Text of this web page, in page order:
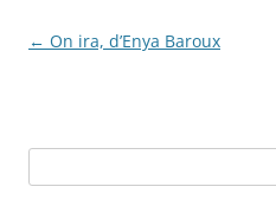
Navigation
← On ira, d’Enya Baroux